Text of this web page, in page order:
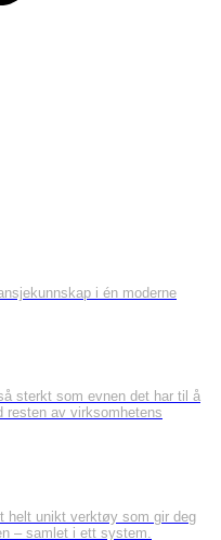
i én moderne
sterkt som evnen det har til å
resten av virksomhetens
helt unikt verktøy som gir deg
– samlet i ett system.